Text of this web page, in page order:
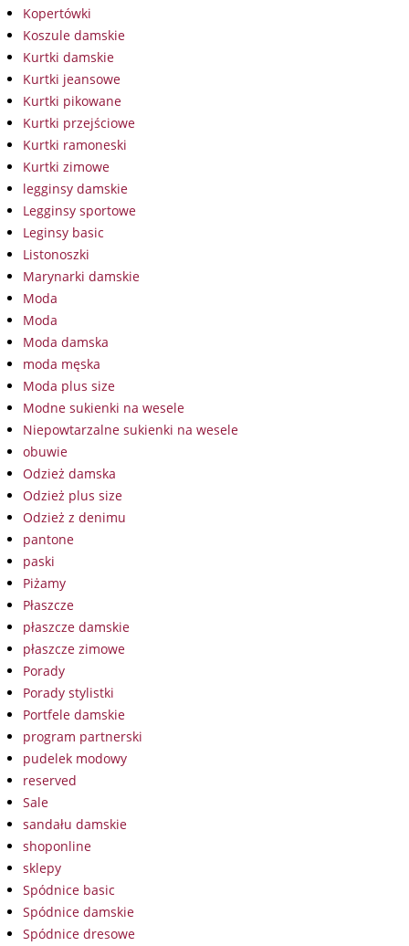
Kopertówki
Koszule damskie
Kurtki damskie
Kurtki jeansowe
Kurtki pikowane
Kurtki przejściowe
Kurtki ramoneski
Kurtki zimowe
legginsy damskie
Legginsy sportowe
Leginsy basic
Listonoszki
Marynarki damskie
Moda
Moda
Moda damska
moda męska
Moda plus size
Modne sukienki na wesele
Niepowtarzalne sukienki na wesele
obuwie
Odzież damska
Odzież plus size
Odzież z denimu
pantone
paski
Piżamy
Płaszcze
płaszcze damskie
płaszcze zimowe
Porady
Porady stylistki
Portfele damskie
program partnerski
pudelek modowy
reserved
Sale
sandału damskie
shoponline
sklepy
Spódnice basic
Spódnice damskie
Spódnice dresowe